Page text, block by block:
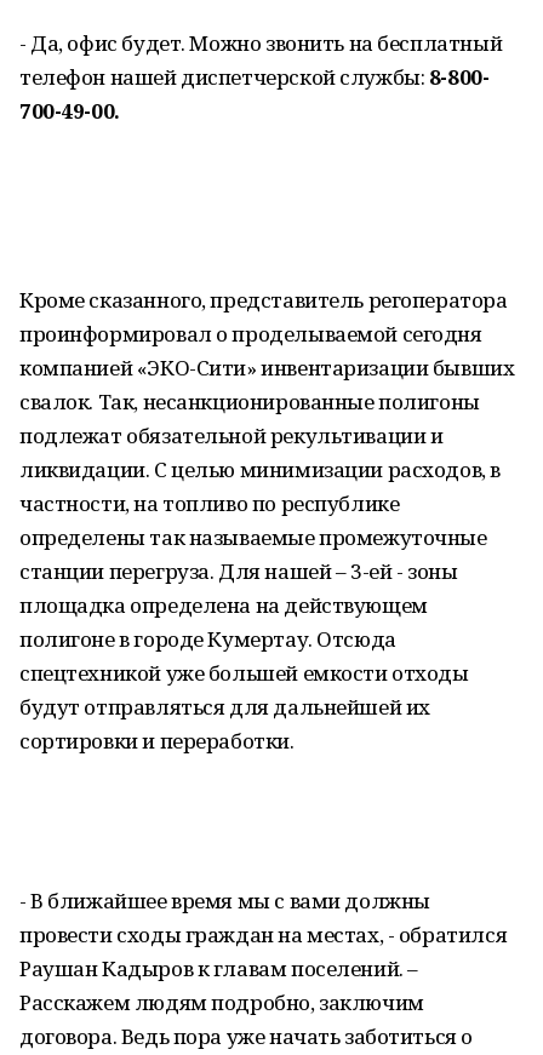
- Да, офис будет. Можно звонить на бесплатный
телефон нашей диспетчерской службы: 8-800-
700-49-00.
Кроме сказанного, представитель регоператора
проинформировал о проделываемой сегодня
компанией «ЭКО-Сити» инвентаризации бывших
свалок. Так, несанкционированные полигоны
подлежат обязательной рекультивации и
ликвидации. С целью минимизации расходов, в
частности, на топливо по республике
определены так называемые промежуточные
станции перегруза. Для нашей – 3-ей - зоны
площадка определена на действующем
полигоне в городе Кумертау. Отсюда
спецтехникой уже большей емкости отходы
будут отправляться для дальнейшей их
сортировки и переработки.
- В ближайшее время мы с вами должны
провести сходы граждан на местах, - обратился
Раушан Кадыров к главам поселений. –
Расскажем людям подробно, заключим
договора. Ведь пора уже начать заботиться о